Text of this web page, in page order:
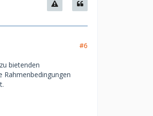
#6
bietenden
Rahmenbedingungen